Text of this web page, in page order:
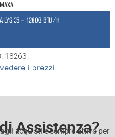
MAXA
LYS 35 – 12000 BTU/H
18263
i prezzi
Assistenza?
acquisti e sempre attivo per